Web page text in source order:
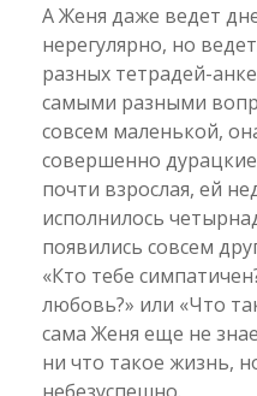
А Женя даже ведет
нерегулярно, но
разных тетрадей-
самыми разными
совсем маленькой,
совершенно
почти взрослая, ей
исполнилось
появились совсем
«Кто тебе
любовь?» или «Что
сама Женя еще не
ни что такое жизнь,
небезуспешно.